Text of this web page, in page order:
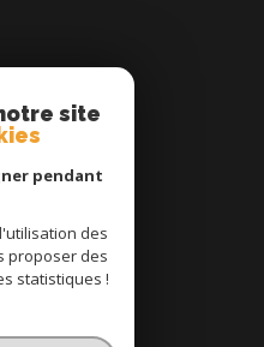
site
pendant
des
proposer des
statistiques !